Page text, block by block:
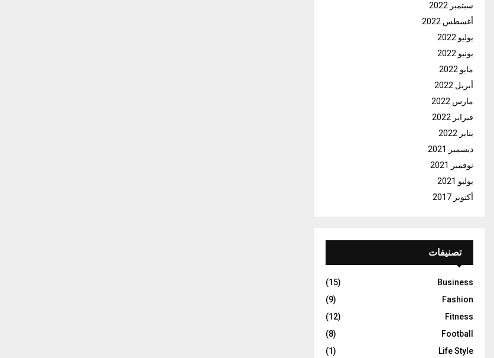
سبتمبر 2022
أغسطس 2022
يوليو 2022
يونيو 2022
مايو 2022
أبريل 2022
مارس 2022
فبراير 2022
يناير 2022
ديسمبر 2021
نوفمبر 2021
يوليو 2021
أكتوبر 2017
تصنيفات
Business
(15)
Fashion
(9)
Fitness
(12)
Football
(8)
Life Style
(1)